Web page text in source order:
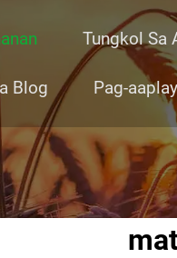
Tungkol Sa
Blog Pag-aaplay